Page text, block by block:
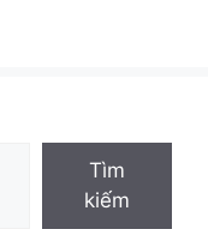
Tìm
kiếm